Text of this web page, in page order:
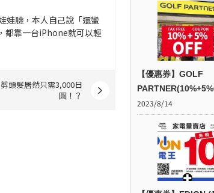
娃臉，本人自己說「還蠻
都靠一台iPhone就可以輕
頭髮居然只需3,000日
圓！？
【優惠券】GOLF
2023/8/14